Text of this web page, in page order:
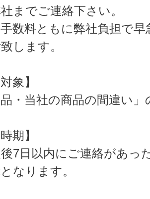
までご連絡下さい。
数料ともに弊社負担で早
します。
象】
品・当社の商品の間違い」
期】
7日以内にご連絡があっ
なります。